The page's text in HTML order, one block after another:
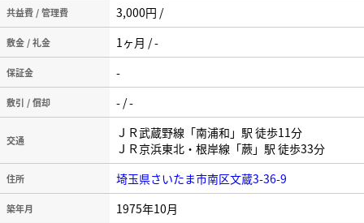
共益費 / 管理費 3,000円 /
敷金 / 礼金 1ヶ月 / -
保証金 -
敷引 / 償却 - / -
交通
ＪＲ武蔵野線「南浦和」駅 徒歩11分
ＪＲ京浜東北・根岸線「蕨」駅 徒歩33分
住所 埼玉県さいたま市南区文蔵3-36-9
築年月 1975年10月